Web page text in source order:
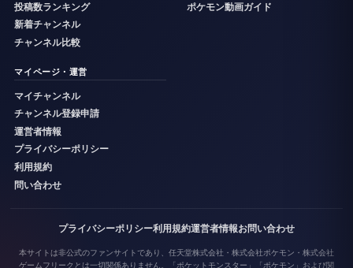
投稿数ランキング
新着チャンネル
チャンネル比較
ポケモン動画ガイド
マイページ・運営
マイチャンネル
チャンネル登録申請
運営者情報
プライバシーポリシー
利用規約
問い合わせ
プライバシーポリシー利用規約運営者情報お問い合わせ
本サイトは非公式のファンサイトであり、任天堂株式会社・株式会社ポケモン・株式会社
ゲームフリークとは一切関係ありません。「ポケットモンスター」「ポケモン」および関